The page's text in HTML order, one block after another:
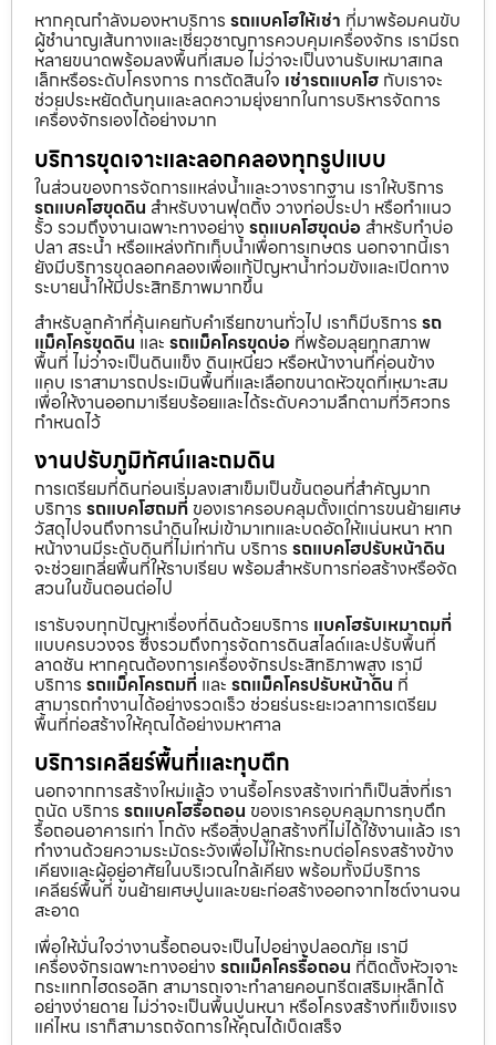
หากคุณกำลังมองหาบริการ รถแบคโฮให้เช่า ที่มาพร้อมคนขับ
ผู้ชำนาญเส้นทางและเชี่ยวชาญการควบคุมเครื่องจักร เรามีรถ
หลายขนาดพร้อมลงพื้นที่เสมอ ไม่ว่าจะเป็นงานรับเหมาสเกล
เล็กหรือระดับโครงการ การตัดสินใจ เช่ารถแบคโฮ กับเราจะ
ช่วยประหยัดต้นทุนและลดความยุ่งยากในการบริหารจัดการ
เครื่องจักรเองได้อย่างมาก
บริการขุดเจาะและลอกคลองทุกรูปแบบ
ในส่วนของการจัดการแหล่งน้ำและวางรากฐาน เราให้บริการ
รถแบคโฮขุดดิน สำหรับงานฟุตติ้ง วางท่อประปา หรือทำแนว
รั้ว รวมถึงงานเฉพาะทางอย่าง รถแบคโฮขุดบ่อ สำหรับทำบ่อ
ปลา สระน้ำ หรือแหล่งกักเก็บน้ำเพื่อการเกษตร นอกจากนี้เรา
ยังมีบริการขุดลอกคลองเพื่อแก้ปัญหาน้ำท่วมขังและเปิดทาง
ระบายน้ำให้มีประสิทธิภาพมากขึ้น
สำหรับลูกค้าที่คุ้นเคยกับคำเรียกขานทั่วไป เราก็มีบริการ รถ
แม็คโครขุดดิน และ รถแม็คโครขุดบ่อ ที่พร้อมลุยทุกสภาพ
พื้นที่ ไม่ว่าจะเป็นดินแข็ง ดินเหนียว หรือหน้างานที่ค่อนข้าง
แคบ เราสามารถประเมินพื้นที่และเลือกขนาดหัวขุดที่เหมาะสม
เพื่อให้งานออกมาเรียบร้อยและได้ระดับความลึกตามที่วิศวกร
กำหนดไว้
งานปรับภูมิทัศน์และถมดิน
การเตรียมที่ดินก่อนเริ่มลงเสาเข็มเป็นขั้นตอนที่สำคัญมาก
บริการ รถแบคโฮถมที่ ของเราครอบคลุมตั้งแต่การขนย้ายเศษ
วัสดุไปจนถึงการนำดินใหม่เข้ามาเทและบดอัดให้แน่นหนา หาก
หน้างานมีระดับดินที่ไม่เท่ากัน บริการ รถแบคโฮปรับหน้าดิน
จะช่วยเกลี่ยพื้นที่ให้ราบเรียบ พร้อมสำหรับการก่อสร้างหรือจัด
สวนในขั้นตอนต่อไป
เรารับจบทุกปัญหาเรื่องที่ดินด้วยบริการ แบคโฮรับเหมาถมที่
แบบครบวงจร ซึ่งรวมถึงการจัดการดินสไลด์และปรับพื้นที่
ลาดชัน หากคุณต้องการเครื่องจักรประสิทธิภาพสูง เรามี
บริการ รถแม็คโครถมที่ และ รถแม็คโครปรับหน้าดิน ที่
สามารถทำงานได้อย่างรวดเร็ว ช่วยร่นระยะเวลาการเตรียม
พื้นที่ก่อสร้างให้คุณได้อย่างมหาศาล
บริการเคลียร์พื้นที่และทุบตึก
นอกจากการสร้างใหม่แล้ว งานรื้อโครงสร้างเก่าก็เป็นสิ่งที่เรา
ถนัด บริการ รถแบคโฮรื้อถอน ของเราครอบคลุมการทุบตึก
รื้อถอนอาคารเก่า โกดัง หรือสิ่งปลูกสร้างที่ไม่ได้ใช้งานแล้ว เรา
ทำงานด้วยความระมัดระวังเพื่อไม่ให้กระทบต่อโครงสร้างข้าง
เคียงและผู้อยู่อาศัยในบริเวณใกล้เคียง พร้อมทั้งมีบริการ
เคลียร์พื้นที่ ขนย้ายเศษปูนและขยะก่อสร้างออกจากไซต์งานจน
สะอาด
เพื่อให้มั่นใจว่างานรื้อถอนจะเป็นไปอย่างปลอดภัย เรามี
เครื่องจักรเฉพาะทางอย่าง รถแม็คโครรื้อถอน ที่ติดตั้งหัวเจาะ
กระแทกไฮดรอลิก สามารถเจาะทำลายคอนกรีตเสริมเหล็กได้
อย่างง่ายดาย ไม่ว่าจะเป็นพื้นปูนหนา หรือโครงสร้างที่แข็งแรง
แค่ไหน เราก็สามารถจัดการให้คุณได้เบ็ดเสร็จ